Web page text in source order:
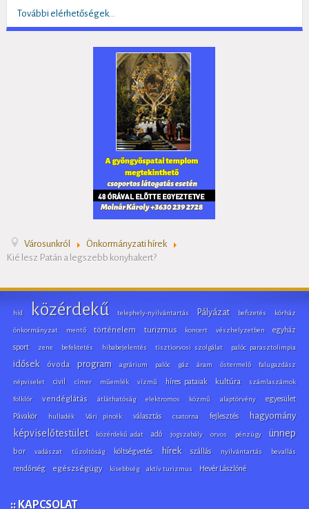
További elérhetőségek...
Városunkról
Önkormányzati hírek
Kié lesz Patán a legszebb konyhakert?
híd közérdekű telephely-nyilvántartás Pályázat befizetés kórház
önkormányzat mentő történelem turizmus koncert vészhelyzetben egyház
sport zene befektetés hibabejelentés tisztiorvosi szolgálat palóc parasztolimpia
idősek óvoda program agrárium palóc gáz áram őstermelő falugazdász
népviselet civil címer műemlék vízmű híres pataiak kultúra számlaszámok
folklór vendéglátás átláthatóság elektromos közmű alaptörvény egyesület
Pávakör hulladék Vári pincék választás csatorna fejlesztés hagyomány
képviselőtestület közérdekű adat adó jogszabály orvos pénzügy ünnep
bor vadászat tűzoltóság költségvetés hírek szállás nyilvántartás bevallás
rendőrség egészségügy kisebbség aktív turizmus Hevér Lászlóné
:: KAPCSOLAT